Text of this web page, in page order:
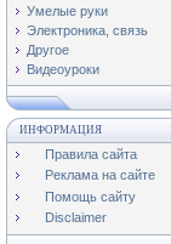
Умелые руки
Электроника, связь
Другое
Видеоуроки
ИНФОРМАЦИЯ
Правила сайта
Реклама на сайте
Помощь сайту
Disclaimer